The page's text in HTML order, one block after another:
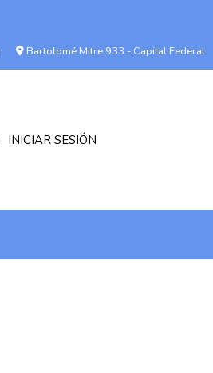
Bartolomé Mitre 933 - Capital Federal
INICIAR SESIÓN